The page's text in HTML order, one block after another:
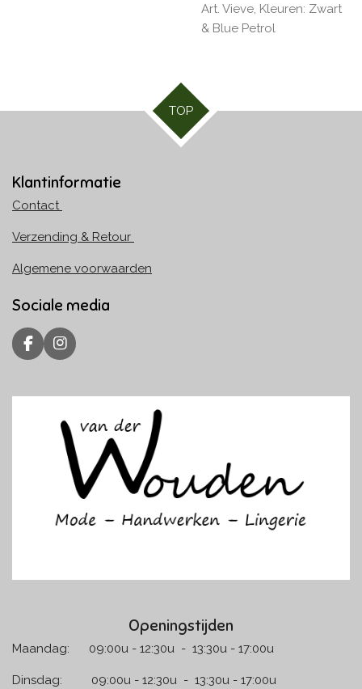
Art. Vieve, Kleuren: Zwart
& Blue Petrol
TOP
Klantinformatie
Contact
Verzending & Retour
Algemene voorwaarden
Sociale media
F
a
e
I
n
t
g
r
a
m
Openingstijden
Maandag: 09:00u - 12:30u - 13:30u - 17:00u
Dinsdag: 09:00u - 12:30u - 13:30u - 17:00u